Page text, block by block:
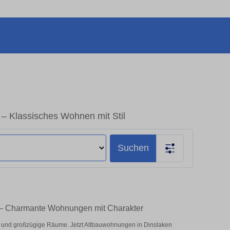
Klassisches Wohnen mit Stil
Suchen
Charmante Wohnungen mit Charakter
großzügige Räume. Jetzt Altbauwohnungen in Dinslaken